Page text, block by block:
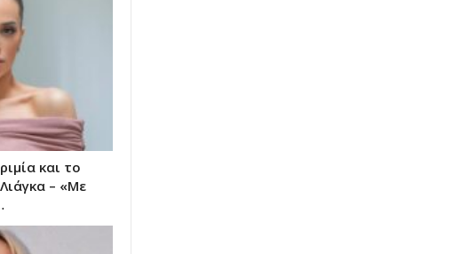
και το
– «Με